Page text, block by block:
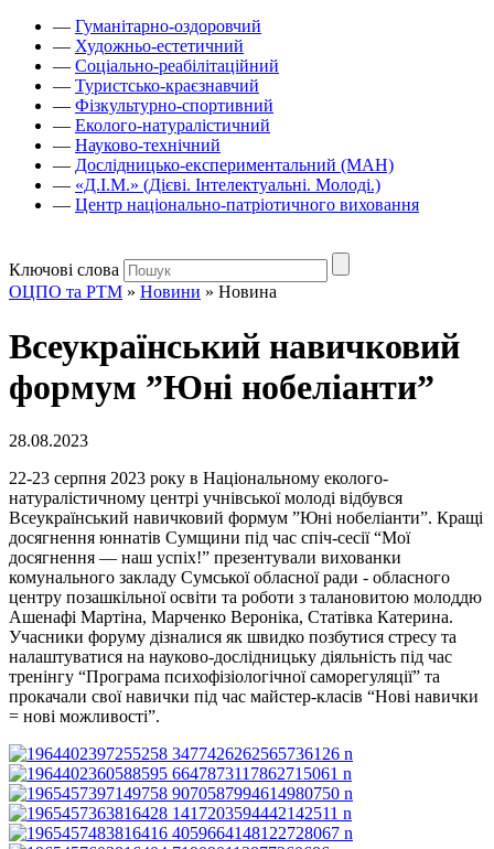
— Гуманітарно-оздоровчий
— Художньо-естетичний
— Соціально-реабілітаційний
— Туристсько-краєзнавчий
— Фізкультурно-спортивний
— Еколого-натуралістичний
— Науково-технічний
— Дослідницько-експериментальний (МАН)
— «Д.І.М.» (Дієві. Інтелектуальні. Молоді.)
— Центр національно-патріотичного виховання
Ключові слова
ОЦПО та РТМ » Новини » Новина
Всеукраїнський навичковий
формум ”Юні нобеліанти”
28.08.2023
22-23 серпня 2023 року в Національному еколого-
натуралістичному центрі учнівської молоді відбувся
Всеукраїнський навичковий формум ”Юні нобеліанти”. Кращі
досягнення юннатів Сумщини під час спіч-сесії “Мої
досягнення — наш успіх!” презентували вихованки
комунального закладу Сумської обласної ради - обласного
центру позашкільної освіти та роботи з талановитою молоддю
Ашенафі Мартіна, Марченко Вероніка, Статівка Катерина.
Учасники форуму дізналися як швидко позбутися стресу та
налаштуватися на науково-дослідницьку діяльність під час
тренінгу “Програма психофізіологічної саморегуляції” та
прокачали свої навички під час майстер-класів “Нові навички
= нові можливості”.